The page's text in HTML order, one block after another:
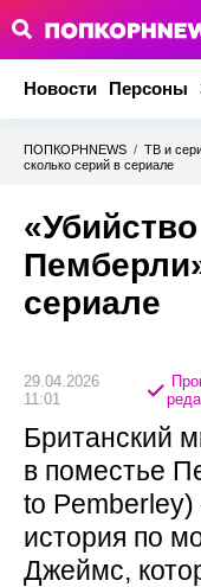
Новости Персоны
ПОПКОРНNEWS / ТВ и
сколько серий в сериале
сериале
29.04.2026
11:01
Британский
в поместье
to
история по
Джеймс,